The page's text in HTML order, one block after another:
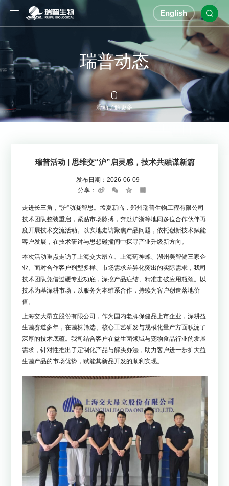
English 
瑞普动态

滑动了解更多
瑞普活动 | 思维交“沪”启灵感，技术共融谋新篇
发布日期：2026-06-09
分享：
Sina
WeChatQzoneShare
走进长三角，“沪”动凝智思。孟夏新临，郑州瑞普生物工程有限公司
技术团队整装重启，紧贴市场脉搏，奔赴沪浙等地同多位合作伙伴再
度开展技术交流活动。以实地走访聚焦产品问题，依托创新技术赋能
客户发展，在技术研讨与思想碰撞间中探寻产业升级新方向。
本次活动重点走访了上海交大昂立、上海药神蜂、湖州美智健三家企
业。面对合作客户剂型多样、市场需求差异化突出的实际需求，我司
技术团队凭借过硬专业功底，深挖产品症结、精准击破应用瓶颈。以
技术为基深耕市场，以服务为本维系合作，持续为客户创造落地价
值。
上海交大昂立股份有限公司，作为国内老牌保健品上市企业，深耕益
生菌赛道多年，在菌株筛选、核心工艺研发与规模化量产方面积淀了
深厚的技术底蕴。我司结合客户在益生菌领域与宠物食品行业的发展
需求，针对性推出了定制化产品与解决办法，助力客户进一步扩大益
生菌产品的市场优势，赋能其新品开发的顺利实现。